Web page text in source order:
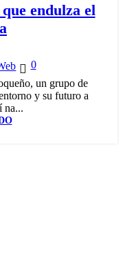
endulza el
0
un grupo de
y su futuro a
na...